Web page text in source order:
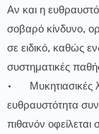
Αν και η
σοβαρό κίνδυνο,
σε ειδικό, καθώς
συστηματικές
•
Μυκητιασικές
ευθραυστότητα
πιθανόν οφείλεται